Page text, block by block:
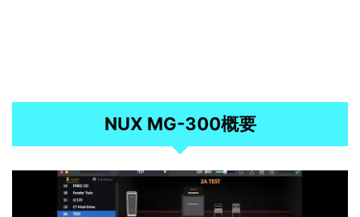
NUX MG-300概要